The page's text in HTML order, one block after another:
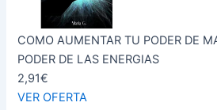
COMO AUMENTAR TU PODER DE
PODER DE LAS ENERGIAS
2,91€
VER OFERTA